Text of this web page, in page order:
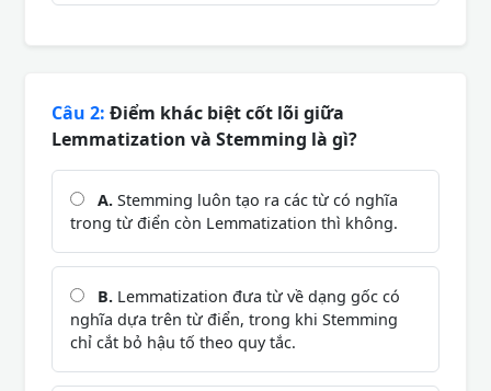
Câu 2: Điểm khác biệt cốt lõi giữa
Lemmatization và Stemming là gì?
A. Stemming luôn tạo ra các từ có nghĩa
trong từ điển còn Lemmatization thì không.
B. Lemmatization đưa từ về dạng gốc có
nghĩa dựa trên từ điển, trong khi Stemming
chỉ cắt bỏ hậu tố theo quy tắc.